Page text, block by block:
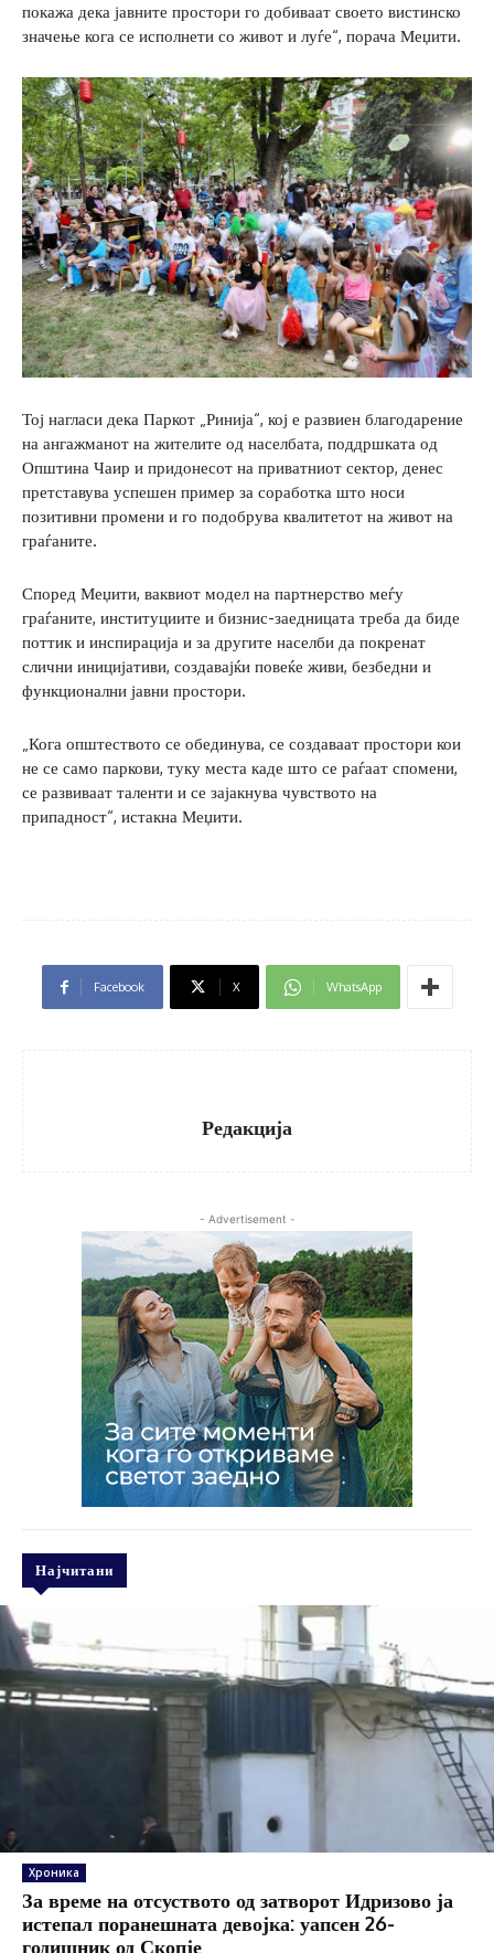
покажа дека јавните простори го добиваат своето вистинско
значење кога се исполнети со живот и луѓе“, порача Меџити.
Тој нагласи дека Паркот „Ринија“, кој е развиен благодарение
на ангажманот на жителите од населбата, поддршката од
Општина Чаир и придонесот на приватниот сектор, денес
претставува успешен пример за соработка што носи
позитивни промени и го подобрува квалитетот на живот на
граѓаните.
Според Меџити, ваквиот модел на партнерство меѓу
граѓаните, институциите и бизнис-заедницата треба да биде
поттик и инспирација и за другите населби да покренат
слични иницијативи, создавајќи повеќе живи, безбедни и
функционални јавни простори.
„Кога општеството се обединува, се создаваат простори кои
не се само паркови, туку места каде што се раѓаат спомени,
се развиваат таленти и се зајакнува чувството на
припадност“, истакна Меџити.
Facebook X WhatsApp
Редакција
- Advertisement -
Најчитани
Хроника
За време на отсуството од затворот Идризово ја
истепал поранешната девојка: уапсен 26-
годишник од Скопје